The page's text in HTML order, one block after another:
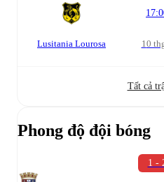
Lusitania Lourosa 10
Tất cả
Phong độ đội bóng
1 -